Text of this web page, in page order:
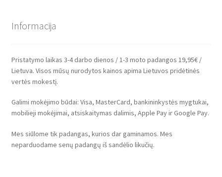
Informacija
Pristatymo laikas 3-4 darbo dienos / 1-3 moto padangos 19,95€ /
Lietuva. Visos mūsų nurodytos kainos apima Lietuvos pridėtinės
vertės mokestį.
Galimi mokėjimo būdai: Visa, MasterCard, bankininkystės mygtukai,
mobilieji mokėjimai, atsiskaitymas dalimis, Apple Pay ir Google Pay.
Mes siūlome tik padangas, kurios dar gaminamos. Mes
neparduodame senų padangų iš sandėlio likučių.